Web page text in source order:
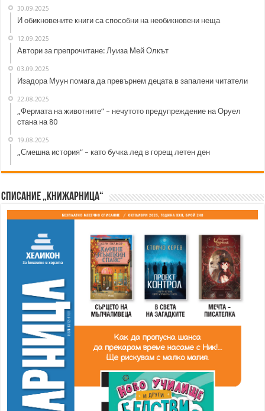
30.09.2025
И обикновените книги са способни на необикновени неща
12.09.2025
Автори за препрочитане: Луиза Мей Олкът
03.09.2025
Изадора Муун помага да превърнем децата в запалени читатели
22.08.2025
„Фермата на животните“ – нечутото предупреждение на Оруел
стана на 80
19.08.2025
„Смешна история“ – като бучка лед в горещ летен ден
Списание „Книжарница“